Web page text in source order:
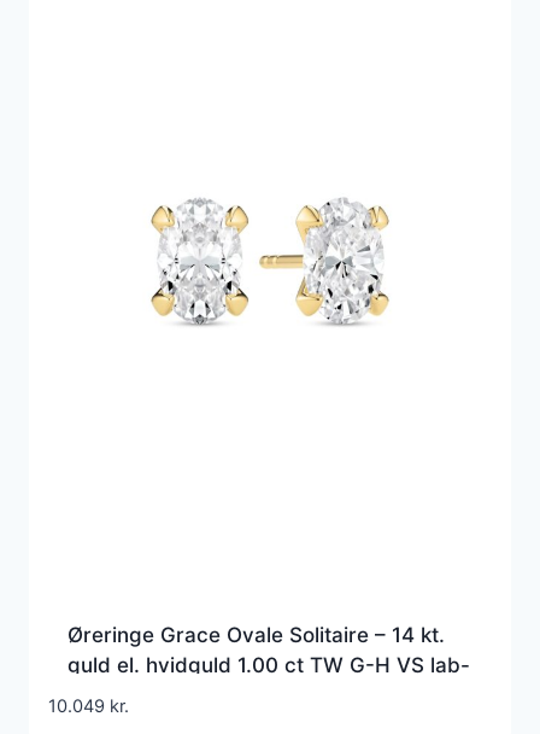
Øreringe Grace Ovale Solitaire – 14 kt.
guld el. hvidguld 1.00 ct TW G-H VS lab-
grown diamanter
10.049 kr.